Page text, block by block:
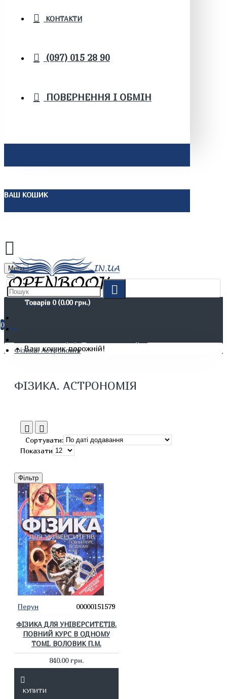
КОНТАКТИ
(097) 015 28 90
ПОВЕРНЕННЯ І ОБМІН
ВАШ КОШИК
Menu
Товарів 0 (0.00 грн.)
0
Ваш кошик порожній!
Не художня література
Фізика. Астрономія
ФІЗИКА. АСТРОНОМІЯ
Сортувати:
Показати
Фільтр
Перун 00000151579
ФІЗИКА ДЛЯ УНІВЕРСИТЕТІВ.
ПОВНИЙ КУРС В ОДНОМУ
ТОМІ. ВОЛОВИК П.М.
840.00 грн.
КУПИТИ